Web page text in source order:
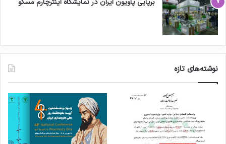
برپایی پاویون ایران در نمایشگاه اینترچارم مسکو
نوشته‌های تازه